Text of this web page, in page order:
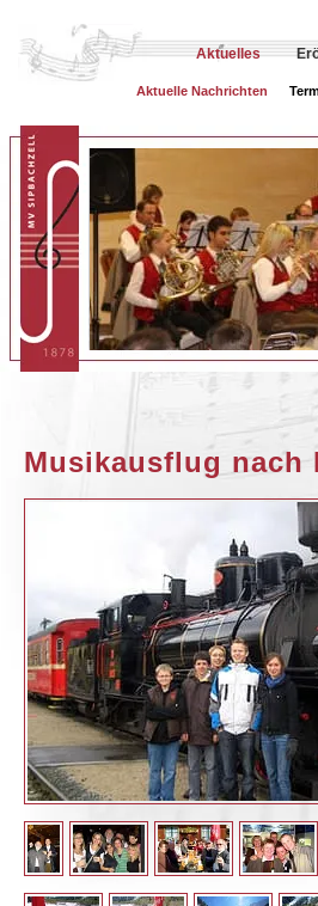
Aktuelles
Aktuelle Nachrichten
Musikausflug nach